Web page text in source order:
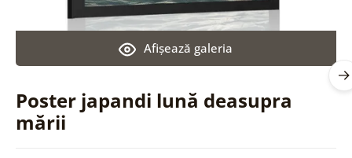
Poster japandi lună deasupra
mării
Afişează galeria